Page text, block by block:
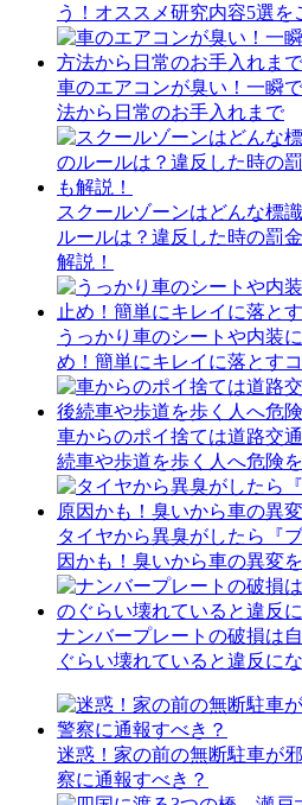
う！オススメ研究内容5選を
車のエアコンが臭い！一瞬
法から日常のお手入れまで
スクールゾーンはどんな標
ルールは？違反した時の罰
解説！
うっかり車のシートや内装
め！簡単にキレイに落とす
車からのポイ捨ては道路交
続車や歩道を歩く人へ危険
タイヤから異臭がしたら『
因かも！臭いから車の異変
ナンバープレートの破損は
ぐらい壊れていると違反に
迷惑！家の前の無断駐車が
察に通報すべき？